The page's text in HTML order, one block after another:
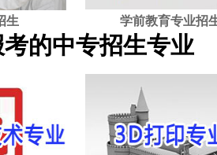
生 学前教育专业招
的中专招生专业